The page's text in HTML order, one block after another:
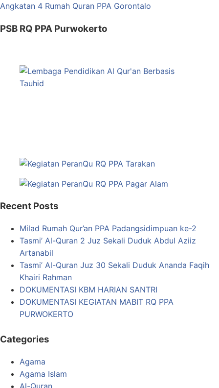
PSB RQ PPA Purwokerto
Recent Posts
Milad Rumah Qur’an PPA Padangsidimpuan ke-2
Tasmi’ Al-Quran 2 Juz Sekali Duduk Abdul Aziiz
Artanabil
Tasmi’ Al-Quran Juz 30 Sekali Duduk Ananda Faqih
Khairi Rahman
DOKUMENTASI KBM HARIAN SANTRI
DOKUMENTASI KEGIATAN MABIT RQ PPA
PURWOKERTO
Categories
Agama
Agama Islam
Al-Quran